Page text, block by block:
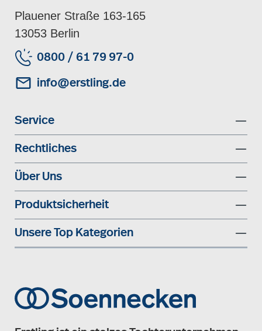
Plauener Straße 163-165
13053 Berlin
0800 / 61 79 97-0
info@erstling.de
Service
Rechtliches
Über Uns
Produktsicherheit
Unsere Top Kategorien